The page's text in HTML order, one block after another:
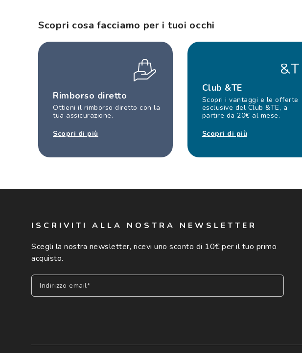
Scopri cosa facciamo per i tuoi occhi
Rimborso diretto
Ottieni il rimborso diretto con la
tua assicurazione.
Scopri di più
Club &TE
Scopri i vantaggi e le offerte
esclusive del Club &TE, a
partire da 20€ al mese.
Scopri di più
ISCRIVITI ALLA NOSTRA NEWSLETTER
Scegli la nostra newsletter, ricevi uno sconto di 10€ per il tuo primo
acquisto.
Indirizzo email*